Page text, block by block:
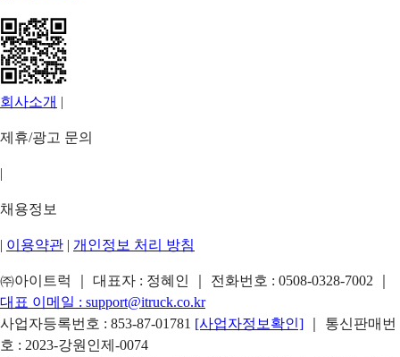
회사소개 |
제휴/광고 문의
|
채용정보
| 이용약관 | 개인정보 처리 방침
㈜아이트럭 ｜ 대표자 : 정혜인 ｜ 전화번호 : 0508-0328-7002
대표 이메일 : support@itruck.co.kr
사업자등록번호 : 853-87-01781 [사업자정보확인]
｜ 통신판매번
호 : 2023-강원인제-0074